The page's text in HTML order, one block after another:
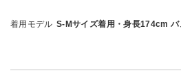
着用モデル S-Mサイズ着用・身長174cm